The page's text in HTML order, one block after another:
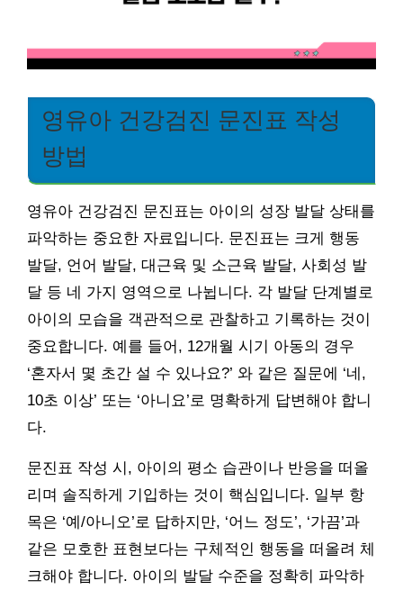
영유아 건강검진 문진표 작성
방법
영유아 건강검진 문진표는 아이의 성장 발달 상태를
파악하는 중요한 자료입니다. 문진표는 크게 행동
발달, 언어 발달, 대근육 및 소근육 발달, 사회성 발
달 등 네 가지 영역으로 나뉩니다. 각 발달 단계별로
아이의 모습을 객관적으로 관찰하고 기록하는 것이
중요합니다. 예를 들어, 12개월 시기 아동의 경우
‘혼자서 몇 초간 설 수 있나요?’ 와 같은 질문에 ‘네,
10초 이상’ 또는 ‘아니요’로 명확하게 답변해야 합니
다.
문진표 작성 시, 아이의 평소 습관이나 반응을 떠올
리며 솔직하게 기입하는 것이 핵심입니다. 일부 항
목은 ‘예/아니오’로 답하지만, ‘어느 정도’, ‘가끔’과
같은 모호한 표현보다는 구체적인 행동을 떠올려 체
크해야 합니다. 아이의 발달 수준을 정확히 파악하